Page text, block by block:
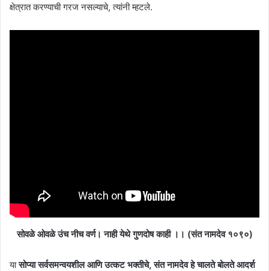
क्षेत्रात करण्याची गरज नसल्याचे, त्यांनी म्हटले.
सोवळे ओवळे उंच नीच वर्ण। नाही येथे गुणदोष काही ।। (संत नामदेव १०९०)
यासोप्या सर्वसमन्वयशील आणि उत्कट भक्तीचे, संत नामदेव हे चालते बोलते आदर्श